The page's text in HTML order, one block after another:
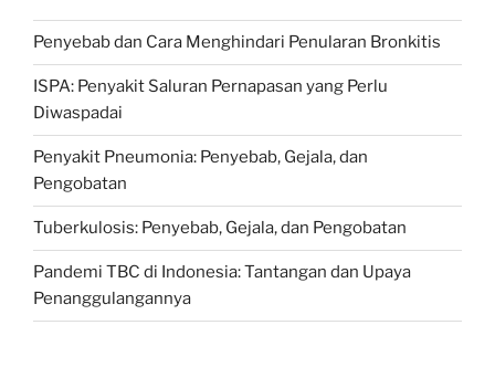
Penyebab dan Cara Menghindari Penularan Bronkitis
ISPA: Penyakit Saluran Pernapasan yang Perlu
Diwaspadai
Penyakit Pneumonia: Penyebab, Gejala, dan
Pengobatan
Tuberkulosis: Penyebab, Gejala, dan Pengobatan
Pandemi TBC di Indonesia: Tantangan dan Upaya
Penanggulangannya